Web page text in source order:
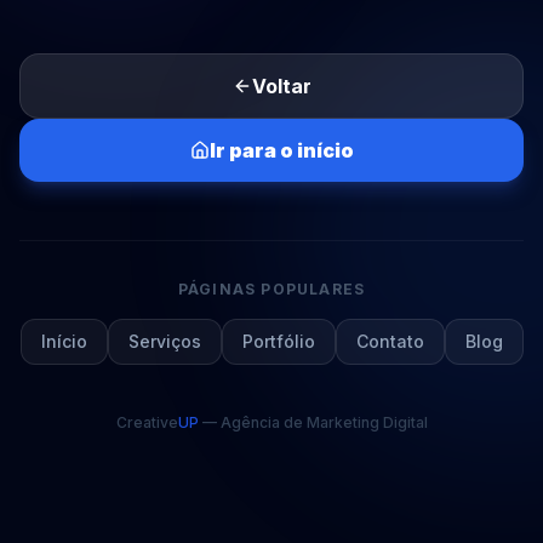
Voltar
Ir para o início
PÁGINAS POPULARES
Início Serviços Portfólio Contato Blog
CreativeUP — Agência de Marketing Digital